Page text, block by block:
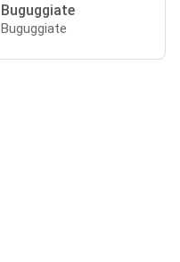
Buguggiate
Buguggiate